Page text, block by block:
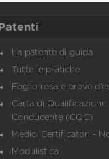
Patenti
La patente di guida
Tutte le pratiche
Foglio rosa e prove
Carta di Qualificazione
Conducente (CQC)
Medici Certificatori -
Modulistica